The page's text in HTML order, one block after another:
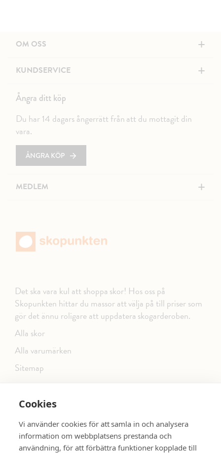
Cookies
Vi använder cookies för att samla in och analysera
information om webbplatsens prestanda och
användning, för att förbättra funktioner kopplade till
OM OSS +
KUNDSERVICE +
Ångra ditt köp
Du har 14 dagars ångerrätt från att du mottagit din
vara.
ÅNGRA KÖP
MEDLEM +
Det ska vara kul att shoppa skor! Hos oss på
Skopunkten hittar du massor att välja på till priser som
gör det ännu roligare att uppdatera skogarderoben.
Alla skor
Alla varumärken
Sitemap
FÖLJ OSS PÅ SOCIALA MEDIER